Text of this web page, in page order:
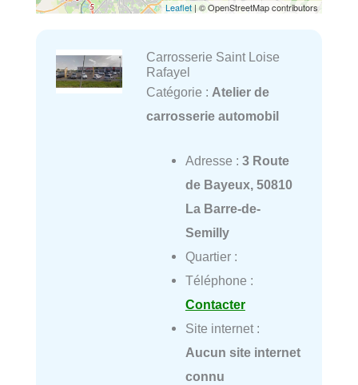
Leaflet | © OpenStreetMap contributors
Carrosserie Saint Loise
Rafayel
Catégorie : Atelier de
carrosserie automobil
Adresse : 3 Route
de Bayeux, 50810
La Barre-de-
Semilly
Quartier :
Téléphone :
Contacter
Site internet :
Aucun site internet
connu